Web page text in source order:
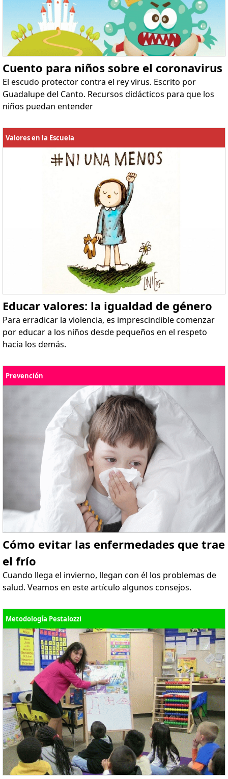
Cuento para niños sobre el coronavirus
El escudo protector contra el rey virus. Escrito por
Guadalupe del Canto. Recursos didácticos para que los
niños puedan entender
Valores en la Escuela
Educar valores: la igualdad de género
Para erradicar la violencia, es imprescindible comenzar
por educar a los niños desde pequeños en el respeto
hacia los demás.
Prevención
Cómo evitar las enfermedades que trae
el frío
Cuando llega el invierno, llegan con él los problemas de
salud. Veamos en este artículo algunos consejos.
Metodología Pestalozzi